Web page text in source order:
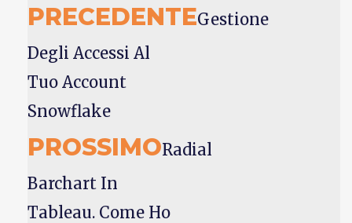
PRECEDENTEGestione
Degli Accessi Al
Tuo Account
Snowflake
PROSSIMORadial
Barchart In
Tableau. Come Ho